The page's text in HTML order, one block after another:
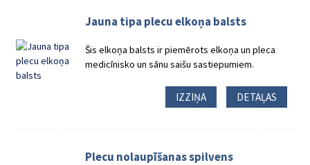
Jauna tipa plecu elkoņa balsts
Šis elkoņa balsts ir piemērots elkoņa un pleca
medicīnisko un sānu saišu sastiepumiem.
IZZIŅA DETAĻAS
Plecu nolaupīšanas spilvens